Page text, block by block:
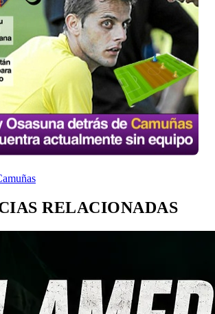
RELACIONADAS